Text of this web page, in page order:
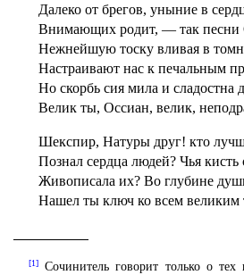
Далеко от брегов, уныние в
Внимающих родит, — так песни
Нежнейшую тоску вливая в
Настраивают нас к печальным
Но скорбь сия мила и сладостна
Велик ты, Оссиан, велик,
Шекспир, Натуры друг! кто
Познал сердца людей? Чья кисть
Живописала их? Во глубине
Нашел ты ключ ко всем великим
[1]Сочинитель говорит только о тех